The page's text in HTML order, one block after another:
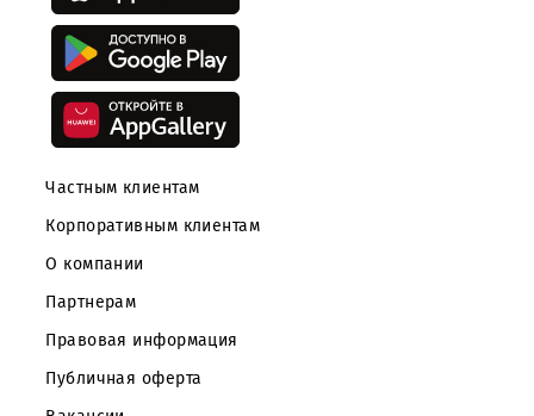
Скачайте приложение Mobiuz
Частным клиентам
Корпоративным клиентам